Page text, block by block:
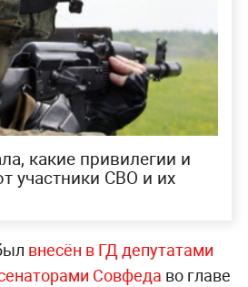
какие привилегии и
участники СВО и их
внесён в ГД депутатами
Совфеда во главе